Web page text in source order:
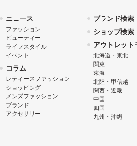
ニュース
ファッション
ビューティー
ライフスタイル
イベント
コラム
レディースファッション
ショッピング
メンズファッション
ブランド
アクセサリー
ブランド検索
ショップ検索
アウトレット
北海道・東北
関東
東海
北陸・甲信越
関西・近畿
中国
四国
九州・沖縄